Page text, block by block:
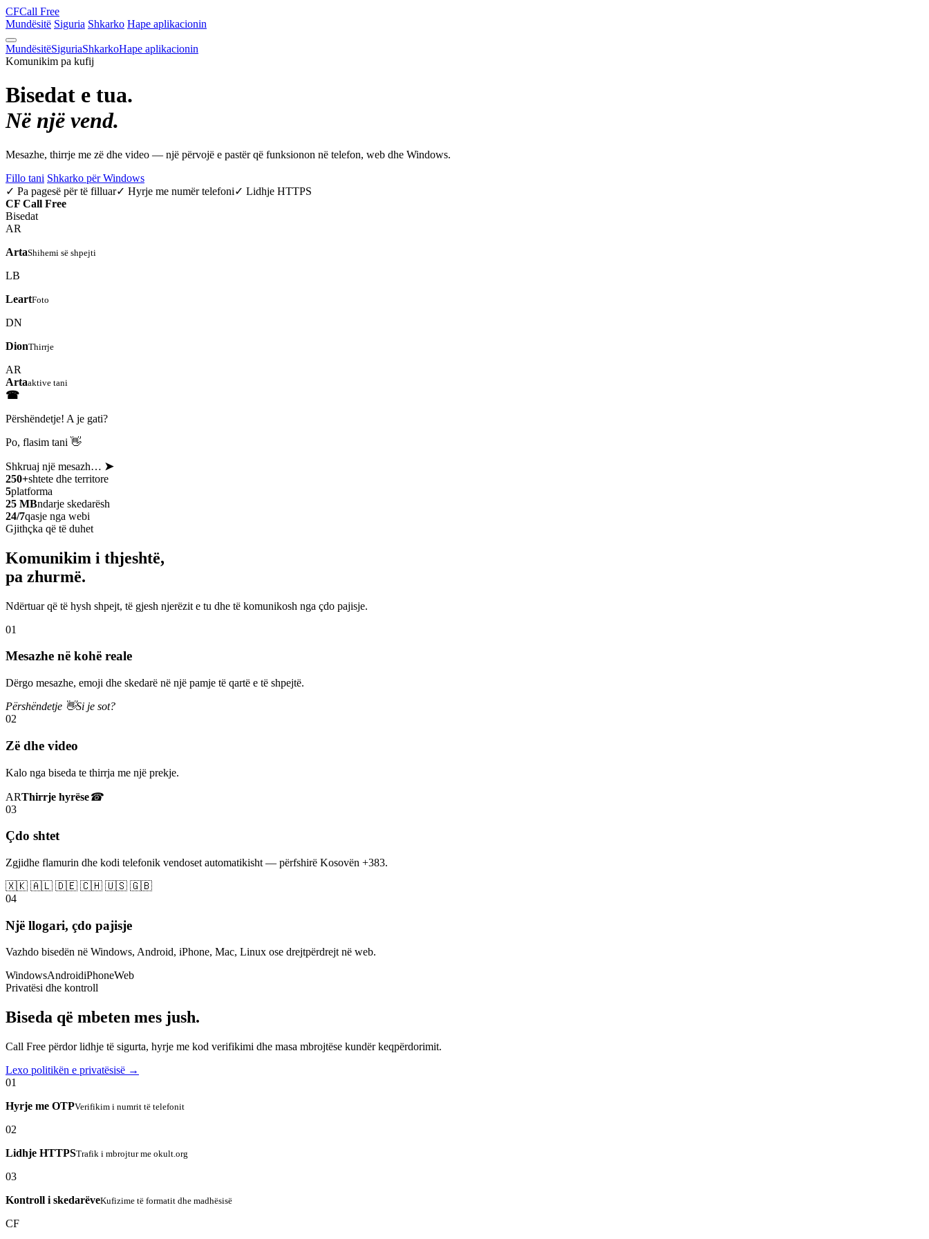
CFCall Free
Mundësitë Siguria Shkarko Hape aplikacionin
MundësitëSiguriaShkarkoHape aplikacionin
Komunikim pa kufij
Bisedat e tua.
Në një vend.
Mesazhe, thirrje me zë dhe video — një përvojë e pastër që funksionon në telefon, web dhe Windows.
Fillo tani Shkarko për Windows
✓ Pa pagesë për të filluar✓ Hyrje me numër telefoni✓ Lidhje HTTPS
CF Call Free
Bisedat
AR
ArtaShihemi së shpejti
LB
LeartFoto
DN
DionThirrje
AR
Artaaktive tani
☎
Përshëndetje! A je gati?
Po, flasim tani 👋
Shkruaj një mesazh… ➤
250+shtete dhe territore
5platforma
25 MBndarje skedarësh
24/7qasje nga webi
Gjithçka që të duhet
Komunikim i thjeshtë,
pa zhurmë.
Ndërtuar që të hysh shpejt, të gjesh njerëzit e tu dhe të komunikosh nga çdo pajisje.
01
Mesazhe në kohë reale
Dërgo mesazhe, emoji dhe skedarë në një pamje të qartë e të shpejtë.
Përshëndetje 👋Si je sot?
02
Zë dhe video
Kalo nga biseda te thirrja me një prekje.
ARThirrje hyrëse☎
03
Çdo shtet
Zgjidhe flamurin dhe kodi telefonik vendoset automatikisht — përfshirë Kosovën +383.
🇽🇰 🇦🇱 🇩🇪 🇨🇭 🇺🇸 🇬🇧
04
Një llogari, çdo pajisje
Vazhdo bisedën në Windows, Android, iPhone, Mac, Linux ose drejtpërdrejt në web.
WindowsAndroidiPhoneWeb
Privatësi dhe kontroll
Biseda që mbeten mes jush.
Call Free përdor lidhje të sigurta, hyrje me kod verifikimi dhe masa mbrojtëse kundër keqpërdorimit.
Lexo politikën e privatësisë →
01
Hyrje me OTPVerifikim i numrit të telefonit
02
Lidhje HTTPSTrafik i mbrojtur me okult.org
03
Kontroll i skedarëveKufizime të formatit dhe madhësisë
CF